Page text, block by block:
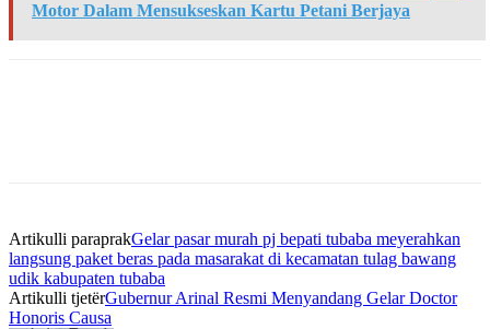
Motor Dalam Mensukseskan Kartu Petani Berjaya
Artikulli paraprakGelar pasar murah pj bepati tubaba meyerahkan
langsung paket beras pada masarakat di kecamatan tulag bawang
udik kabupaten tubaba
Artikulli tjetërGubernur Arinal Resmi Menyandang Gelar Doctor
Honoris Causa